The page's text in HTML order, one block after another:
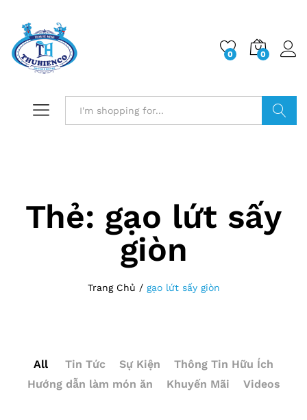
0 0
Thẻ: gạo lứt sấy
giòn
Trang Chủ / gạo lứt sấy giòn
All Tin Tức Sự Kiện
Thông Tin Hữu Ích
Hướng dẫn làm món ăn
Khuyến Mãi Videos